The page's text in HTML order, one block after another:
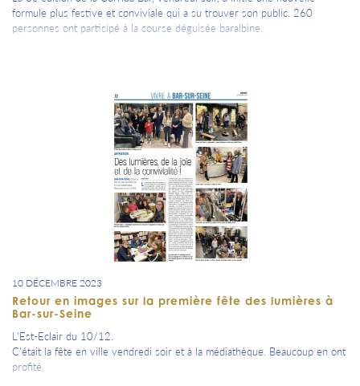
formule plus festive et conviviale qui a su trouver son public. 260
personnes ont participé à la course déguisée baralbine.
10 DÉCEMBRE 2023
Retour en images sur la première fête des lumières à
Bar-sur-Seine
L'Est-Eclair du 10/12.
C’était la fête en ville vendredi soir et à la médiathèque. Beaucoup en ont
profité.